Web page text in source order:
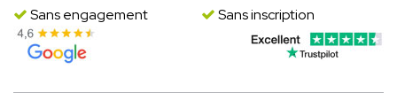
Sans engagement
Sans inscription